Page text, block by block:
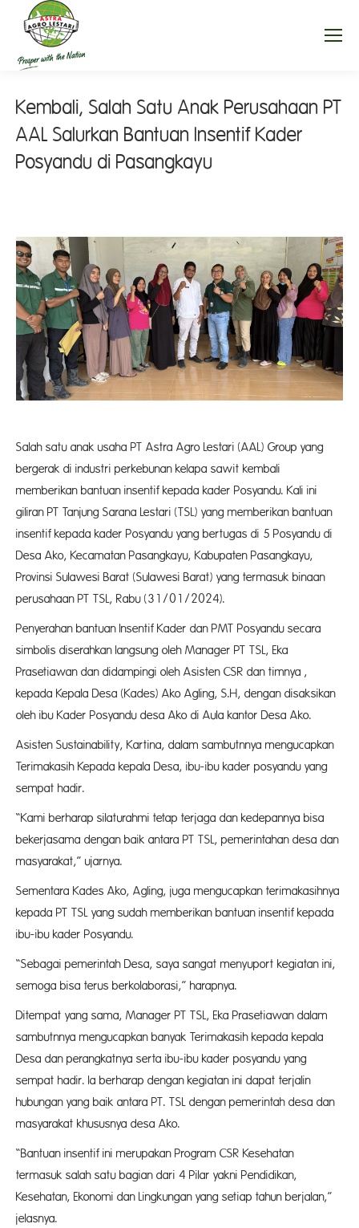
Kembali, Salah Satu Anak Perusahaan PT
AAL Salurkan Bantuan Insentif Kader
Posyandu di Pasangkayu
Salah satu anak usaha PT Astra Agro Lestari (AAL) Group yang
bergerak di industri perkebunan kelapa sawit kembali
memberikan bantuan insentif kepada kader Posyandu. Kali ini
giliran PT Tanjung Sarana Lestari (TSL) yang memberikan bantuan
insentif kepada kader Posyandu yang bertugas di 5 Posyandu di
Desa Ako, Kecamatan Pasangkayu, Kabupaten Pasangkayu,
Provinsi Sulawesi Barat (Sulawesi Barat) yang termasuk binaan
perusahaan PT TSL, Rabu (31/01/2024).
Penyerahan bantuan Insentif Kader dan PMT Posyandu secara
simbolis diserahkan langsung oleh Manager PT TSL, Eka
Prasetiawan dan didampingi oleh Asisten CSR dan timnya ,
kepada Kepala Desa (Kades) Ako Agling, S.H, dengan disaksikan
oleh ibu Kader Posyandu desa Ako di Aula kantor Desa Ako.
Asisten Sustainability, Kartina, dalam sambutnnya mengucapkan
Terimakasih Kepada kepala Desa, ibu-ibu kader posyandu yang
sempat hadir.
“Kami berharap silaturahmi tetap terjaga dan kedepannya bisa
bekerjasama dengan baik antara PT TSL, pemerintahan desa dan
masyarakat,” ujarnya.
Sementara Kades Ako, Agling, juga mengucapkan terimakasihnya
kepada PT TSL yang sudah memberikan bantuan insentif kepada
ibu-ibu kader Posyandu.
“Sebagai pemerintah Desa, saya sangat menyuport kegiatan ini,
semoga bisa terus berkolaborasi,” harapnya.
Ditempat yang sama, Manager PT TSL, Eka Prasetiawan dalam
sambutnnya mengucapkan banyak Terimakasih kepada kepala
Desa dan perangkatnya serta ibu-ibu kader posyandu yang
sempat hadir. Ia berharap dengan kegiatan ini dapat terjalin
hubungan yang baik antara PT. TSL dengan pemerintah desa dan
masyarakat khususnya desa Ako.
“Bantuan insentif ini merupakan Program CSR Kesehatan
termasuk salah satu bagian dari 4 Pilar yakni Pendidikan,
Kesehatan, Ekonomi dan Lingkungan yang setiap tahun berjalan,”
jelasnya.